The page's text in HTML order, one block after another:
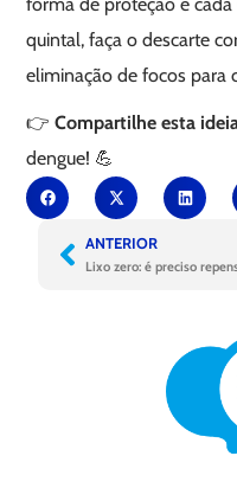
quintal, faça o descarte
eliminação de focos para
👉Compartilhe esta
dengue! 💪
ANTERIOR